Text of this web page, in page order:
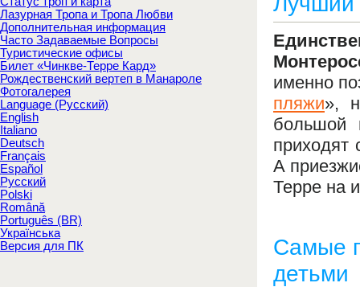
Лазурная Тропа и Тропа Любви
Дополнительная информация
Часто Задаваемые Вопросы
Туристические офисы
Билет «Чинкве-Терре Кард»
Рождественский вертеп в Манароле
Фотогалерея
Language (Русский)
English
Italiano
Deutsch
Français
Español
Русский
Polski
Română
Português (BR)
Українська
Версия для ПК
именно
пляжи»,
большой
А
Терре на
Самые
детьми